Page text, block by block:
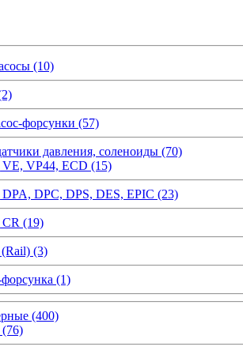
(10)
форсунки (57)
давления, соленоиды (70)
VP44, ECD (15)
DPC, DPS, DES, EPIC (23)
(19)
(3)
(1)
(400)